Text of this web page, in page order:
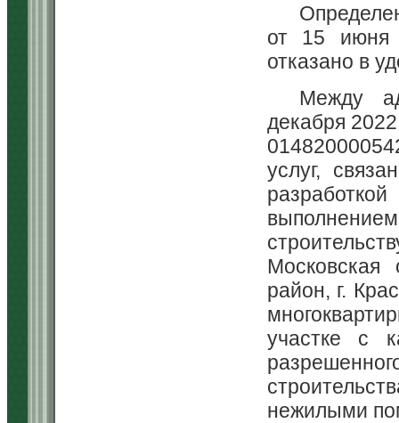
от 15 июня
отказано в
Между
декабря
услуг,
Московская
район, г.
участке с
нежилыми